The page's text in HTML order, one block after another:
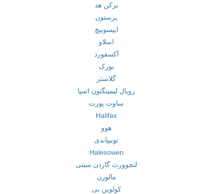
برکن هد
پرستون
ایپسوییچ
اسلاو
آکسفورد
یورک
گلاستر
رویال لیمینگتون اسپا
ساوت پورت
Halifax
هوو
تونیپاندی
Halesowen
لتچوورث گاردن سیتی
مالورن
کولوین بی